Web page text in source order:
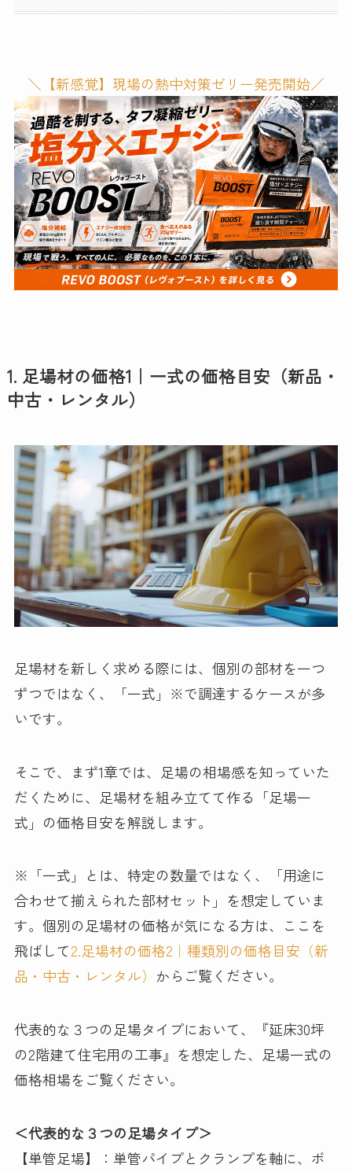
＼【新感覚】現場の熱中対策ゼリー発売開始／
1. 足場材の価格1｜一式の価格目安（新品・
中古・レンタル）
足場材を新しく求める際には、個別の部材を一つ
ずつではなく、「一式」※で調達するケースが多
いです。
そこで、まず1章では、足場の相場感を知っていた
だくために、足場材を組み立てて作る「足場一
式」の価格目安を解説します。
※「一式」とは、特定の数量ではなく、「用途に
合わせて揃えられた部材セット」を想定していま
す。個別の足場材の価格が気になる方は、ここを
飛ばして2.足場材の価格2｜種類別の価格目安（新
品・中古・レンタル） からご覧ください。
代表的な３つの足場タイプにおいて、『延床30坪
の2階建て住宅用の工事』を想定した、足場一式の
価格相場をご覧ください。
＜代表的な３つの足場タイプ＞
【単管足場】：単管パイプとクランプを軸に、ボ